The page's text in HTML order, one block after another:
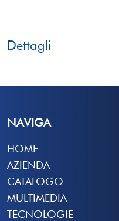
Dettagli
NAVIGA
HOME
AZIENDA
CATALOGO
MULTIMEDIA
TECNOLOGIE